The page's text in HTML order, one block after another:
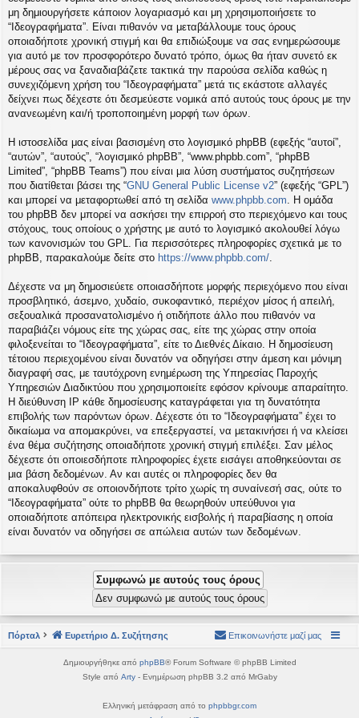
εις
μη δημιουργήσετε κάποιον λογαριασμό και μη χρησιμοποιήσετε το
“Ιδεογραφήματα”. Είναι πιθανόν να μεταβάλλουμε τους όρους
οποιαδήποτε χρονική στιγμή και θα επιδιώξουμε να σας ενημερώσουμε
για αυτό με τον προσφορότερο δυνατό τρόπο, όμως θα ήταν συνετό εκ
μέρους σας να ξαναδιαβάζετε τακτικά την παρούσα σελίδα καθώς η
συνεχιζόμενη χρήση του “Ιδεογραφήματα” μετά τις εκάστοτε αλλαγές
δείχνει πως δέχεστε ότι δεσμεύεστε νομικά από αυτούς τους όρους με την
ανανεωμένη και/ή τροποποιημένη μορφή των όρων.
Η ιστοσελίδα μας είναι βασισμένη στο λογισμικό phpBB (εφεξής “αυτοί”,
“αυτών”, “αυτούς”, “λογισμικό phpBB”, “www.phpbb.com”, “phpBB
Limited”, “phpBB Teams”) που είναι μια λύση συστήματος συζητήσεων
που διατίθεται βάσει της “GNU General Public License v2” (εφεξής “GPL”)
και μπορεί να μεταφορτωθεί από τη σελίδα www.phpbb.com . Η ομάδα
του phpBB δεν μπορεί να ασκήσει την επιρροή στο περιεχόμενο και τους
στόχους, τους οποίους ο χρήστης με αυτό το λογισμικό ακολουθεί λόγω
των κανονισμών του GPL. Για περισσότερες πληροφορίες σχετικά με το
phpBB, παρακαλούμε δείτε στο https://www.phpbb.com/
Δέχεστε να μη δημοσιεύετε οποιασδήποτε μορφής περιεχόμενο που είναι
προσβλητικό, άσεμνο, χυδαίο, συκοφαντικό, περιέχον μίσος ή απειλή,
σεξουαλικά προσανατολισμένο ή οτιδήποτε άλλο που πιθανόν να
παραβιάζει νόμους είτε της χώρας σας, είτε της χώρας στην οποία
φιλοξενείται το “Ιδεογραφήματα”, είτε το Διεθνές Δίκαιο. Η δημοσίευση
τέτοιου περιεχομένου είναι δυνατόν να οδηγήσει στην άμεση και μόνιμη
διαγραφή σας, με ταυτόχρονη ενημέρωση της Υπηρεσίας Παροχής
Υπηρεσιών Διαδικτύου που χρησιμοποιείτε εφόσον κρίνουμε απαραίτητο.
Η διεύθυνση IP κάθε δημοσίευσης καταγράφεται για τη δυνατότητα
επιβολής των παρόντων όρων. Δέχεστε ότι το “Ιδεογραφήματα” έχει το
δικαίωμα να απομακρύνει, να επεξεργαστεί, να μετακινήσει ή να κλείσει
ένα θέμα συζήτησης οποιαδήποτε χρονική στιγμή επιλέξει. Σαν μέλος
δέχεστε ότι οποιεσδήποτε πληροφορίες έχετε εισάγει αποθηκεύονται σε
μια βάση δεδομένων. Αν και αυτές οι πληροφορίες δεν θα
αποκαλυφθούν σε οποιονδήποτε τρίτο χωρίς τη συναίνεσή σας, ούτε το
“Ιδεογραφήματα” ούτε το phpBB θα θεωρηθούν υπεύθυνοι για
οποιαδήποτε απόπειρα ηλεκτρονικής εισβολής ή παραβίασης η οποία
είναι δυνατόν να οδηγήσει σε απώλεια αυτών των δεδομένων.
Πόρταλ Ευρετήριο Δ. Συζήτησης Επικοινωνήστε μαζί μας
Δημιουργήθηκε από phpBB® Forum Software © phpBB Limited
Style από Arty- Ενημέρωση phpBB 3.2 από MrGaby
Ελληνική μετάφραση από το phpbbgr.com